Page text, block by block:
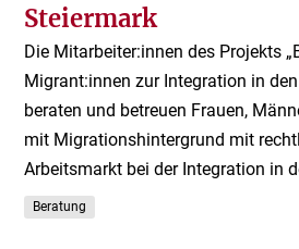
Steiermark
Die Mitarbeiter:innen des Projekts
Migrant:innen zur Integration in
beraten und betreuen Frauen,
mit Migrationshintergrund mit
Arbeitsmarkt bei der Integration in
Beratung